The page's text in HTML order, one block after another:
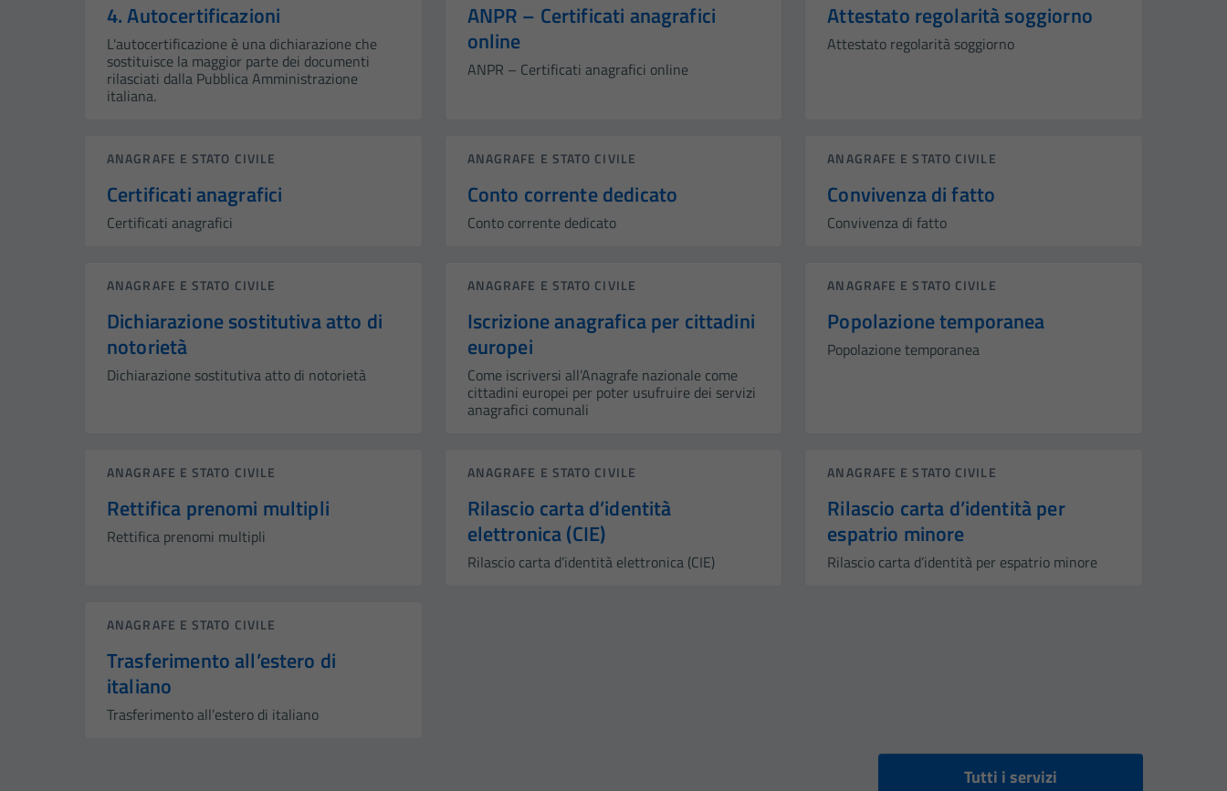
4. Autocertificazioni
L'autocertificazione è una dichiarazione che
sostituisce la maggior parte dei documenti
rilasciati dalla Pubblica Amministrazione
italiana.
ANPR – Certificati anagrafici
online
ANPR – Certificati anagrafici online
Attestato regolarità soggiorno
Attestato regolarità soggiorno
ANAGRAFE E STATO CIVILE
Certificati anagrafici
Certificati anagrafici
ANAGRAFE E STATO CIVILE
Conto corrente dedicato
Conto corrente dedicato
ANAGRAFE E STATO CIVILE
Convivenza di fatto
Convivenza di fatto
ANAGRAFE E STATO CIVILE
Dichiarazione sostitutiva atto di
notorietà
Dichiarazione sostitutiva atto di notorietà
ANAGRAFE E STATO CIVILE
Iscrizione anagrafica per cittadini
europei
Come iscriversi all’Anagrafe nazionale come
cittadini europei per poter usufruire dei servizi
anagrafici comunali
ANAGRAFE E STATO CIVILE
Popolazione temporanea
Popolazione temporanea
ANAGRAFE E STATO CIVILE
Rettifica prenomi multipli
Rettifica prenomi multipli
ANAGRAFE E STATO CIVILE
Rilascio carta d’identità
elettronica (CIE)
Rilascio carta d’identità elettronica (CIE)
ANAGRAFE E STATO CIVILE
Rilascio carta d’identità per
espatrio minore
Rilascio carta d’identità per espatrio minore
ANAGRAFE E STATO CIVILE
Trasferimento all’estero di
italiano
Trasferimento all’estero di italiano
Tutti i servizi